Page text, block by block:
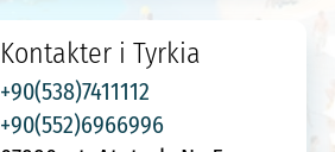
Kontakter i Tyrkia
+90(538)7411112
+90(552)6966996